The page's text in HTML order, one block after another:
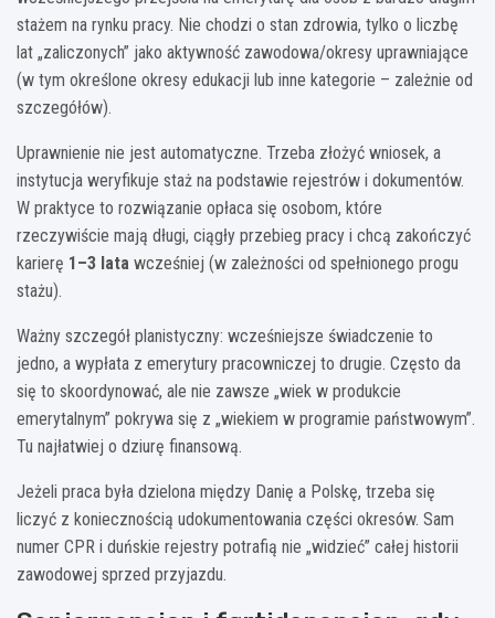
stażem na rynku pracy. Nie chodzi o stan zdrowia, tylko o liczbę
lat „zaliczonych” jako aktywność zawodowa/okresy uprawniające
(w tym określone okresy edukacji lub inne kategorie – zależnie od
szczegółów).
Uprawnienie nie jest automatyczne. Trzeba złożyć wniosek, a
instytucja weryfikuje staż na podstawie rejestrów i dokumentów.
W praktyce to rozwiązanie opłaca się osobom, które
rzeczywiście mają długi, ciągły przebieg pracy i chcą zakończyć
karierę 1–3 lata wcześniej (w zależności od spełnionego progu
stażu).
Ważny szczegół planistyczny: wcześniejsze świadczenie to
jedno, a wypłata z emerytury pracowniczej to drugie. Często da
się to skoordynować, ale nie zawsze „wiek w produkcie
emerytalnym” pokrywa się z „wiekiem w programie państwowym”.
Tu najłatwiej o dziurę finansową.
Jeżeli praca była dzielona między Danię a Polskę, trzeba się
liczyć z koniecznością udokumentowania części okresów. Sam
numer CPR i duńskie rejestry potrafią nie „widzieć” całej historii
zawodowej sprzed przyjazdu.